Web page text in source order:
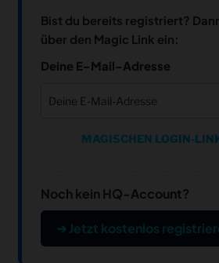
Bist du bereits registriert?
über den Magic Link ein:
Deine E-Mail-Adresse
MAGISCHEN LOGIN-
Noch kein HQ-Account?
➔ Jetzt kostenlos